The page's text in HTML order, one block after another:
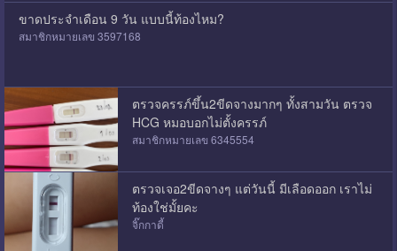
ขาดประจำเดือน 9 วัน แบบนี้ท้องไหม?
สมาชิกหมายเลข 3597168
ตรวจครรภ์ขึ้น2ขีดจางมากๆ ทั้งสามวัน ตรวจ
HCG หมอบอกไม่ตั้งครรภ์
สมาชิกหมายเลข 6345554
ตรวจเจอ2ขีดจางๆ แต่วันนี้ มีเลือดออก เราไม่
ท้องใช่มั้ยคะ
จิ๊กกาดี้